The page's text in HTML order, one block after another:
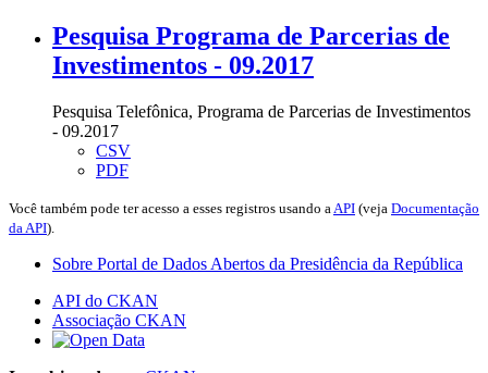
Pesquisa Programa de Parcerias de
Investimentos - 09.2017
Pesquisa Telefônica, Programa de Parcerias de Investimentos
- 09.2017
CSV
PDF
Você também pode ter acesso a esses registros usando a API (veja Documentação
da API).
Sobre Portal de Dados Abertos da Presidência da República
API do CKAN
Associação CKAN